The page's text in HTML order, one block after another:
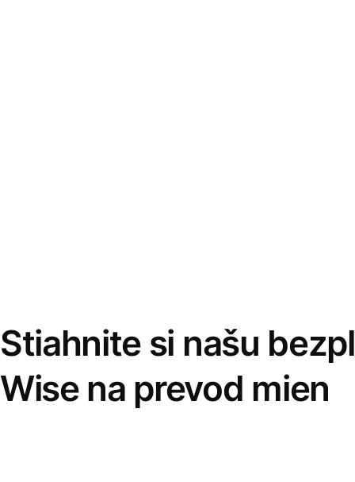
Stiahnite si našu
Wise na prevod mien